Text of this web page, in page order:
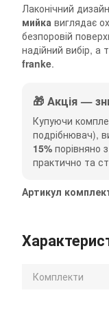
Лаконічний
мийка виглядає
безпоровій
надійний вибір, а
franke.
🎁 Акція —
Купуючи
подрібнювач),
15% порівняно
практично та
Артикул
Комплекти